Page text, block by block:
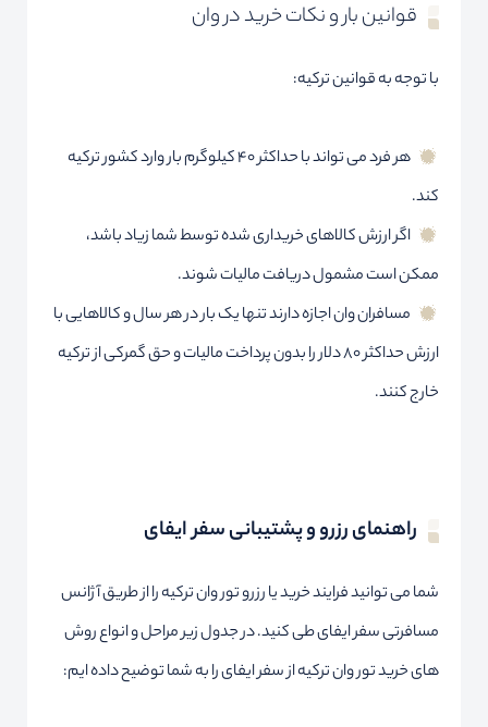
قوانین بار و نکات خرید در وان
با توجه به قوانین ترکیه:
هر فرد می تواند با حداکثر 40 کیلوگرم بار وارد کشور ترکیه
کند.
اگر ارزش کالاهای خریداری شده توسط شما زیاد باشد،
ممکن است مشمول دریافت مالیات شوند.
مسافران وان اجازه دارند تنها یک بار در هر سال و کالاهایی با
ارزش حداکثر 80 دلار را بدون پرداخت مالیات و حق گمرکی از ترکیه
خارج کنند.
راهنمای رزرو و پشتیبانی سفر ایفای
شما می توانید فرایند خرید یا رزرو تور وان ترکیه را از طریق آژانس
مسافرتی سفر ایفای طی کنید. در جدول زیر مراحل و انواع روش
های خرید تور وان ترکیه از سفر ایفای را به شما توضیح داده ایم: